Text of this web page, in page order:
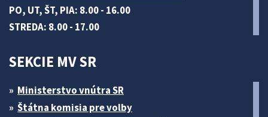
PO, UT, ŠT, PIA: 8.00 - 16.00
STREDA: 8.00 - 17.00
SEKCIE MV SR
Ministerstvo vnútra SR
Štátna komisia pre volby